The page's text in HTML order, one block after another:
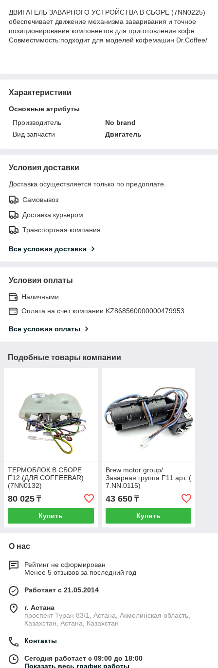
ДВИГАТЕЛЬ ЗАВАРНОГО УСТРОЙСТВА В СБОРЕ (7NN0225)
обеспечивает движение механизма заваривания и точное
позиционирование компонентов для приготовления кофе.
Совместимость:подходит для моделей кофемашин Dr.Coffee/
Характеристики
Основные атрибуты
Производитель
No brand
Вид запчасти
Двигатель
Условия доставки
Доставка осуществляется только по предоплате.
Самовывоз
Доставка курьером
Транспортная компания
Все условия доставки
Условия оплаты
Наличными
Оплата на счет компании KZ868560000000479953
Все условия оплаты
Подобные товары компании
ТЕРМОБЛОК В СБОРЕ
F12 (ДЛЯ COFFEEBAR)
(7NN0132)
80 025 ₸
Купить
Brew motor group/
Заварная группа F11 арт. (
7.NN.0115)
43 650₸
Купить
О нас
Рейтинг не сформирован
Менее 5 отзывов за последний год
Работает с 21.05.2014
г. Астана
проспект Туран 83/1, Астана, Акмолинская область,
Казахстан, Астана, Казахстан
Контакты
Сегодня работает с 09:00 до 18:00
Показать весь график работы